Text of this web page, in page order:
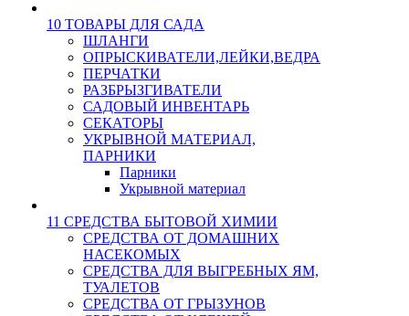
10 ТОВАРЫ ДЛЯ САДА
ШЛАНГИ
ОПРЫСКИВАТЕЛИ,ЛЕЙКИ,ВЕДРА
ПЕРЧАТКИ
РАЗБРЫЗГИВАТЕЛИ
САДОВЫЙ ИНВЕНТАРЬ
СЕКАТОРЫ
УКРЫВНОЙ МАТЕРИАЛ,
ПАРНИКИ
Парники
Укрывной материал
11 СРЕДСТВА БЫТОВОЙ ХИМИИ
СРЕДСТВА ОТ ДОМАШНИХ
НАСЕКОМЫХ
СРЕДСТВА ДЛЯ ВЫГРЕБНЫХ ЯМ,
ТУАЛЕТОВ
СРЕДСТВА ОТ ГРЫЗУНОВ